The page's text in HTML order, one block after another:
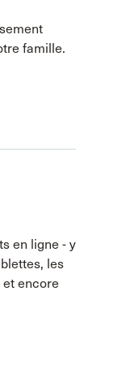
famille.
en ligne - y
les
encore